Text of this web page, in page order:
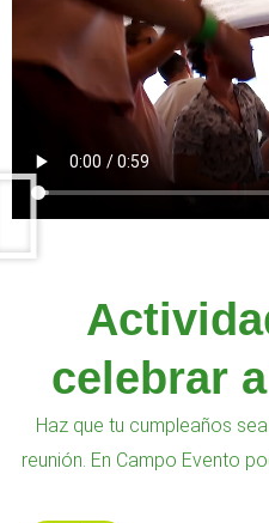
celebrar
Haz que tu cumpleaños
reunión. En Campo Evento